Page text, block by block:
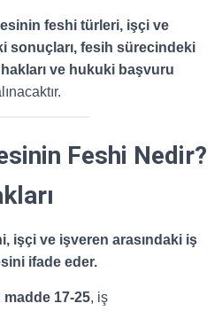
feshi türleri, işçi ve
sonuçları, fesih sürecindeki
ve hukuki başvuru
Feshi Nedir?
işçi ve işveren arasındaki iş
ifade eder.
madde 17-25, iş